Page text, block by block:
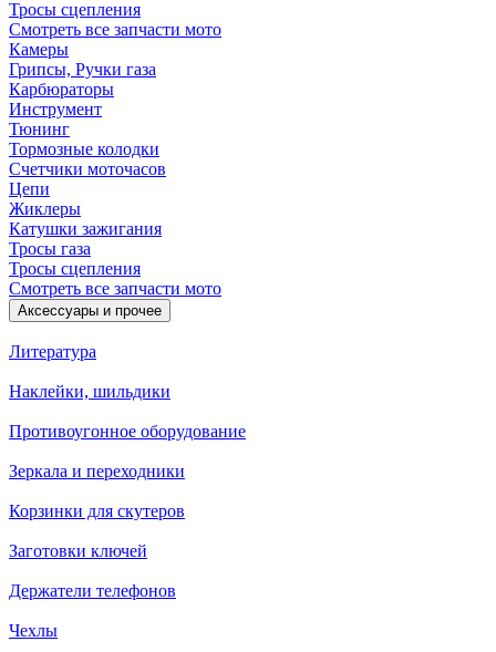
Тросы сцепления
Смотреть все запчасти мото
Камеры
Грипсы, Ручки газа
Карбюраторы
Инструмент
Тюнинг
Тормозные колодки
Счетчики моточасов
Цепи
Жиклеры
Катушки зажигания
Тросы газа
Тросы сцепления
Смотреть все запчасти мото
Аксессуары и прочее
Литература
Наклейки, шильдики
Противоугонное оборудование
Зеркала и переходники
Корзинки для скутеров
Заготовки ключей
Держатели телефонов
Чехлы